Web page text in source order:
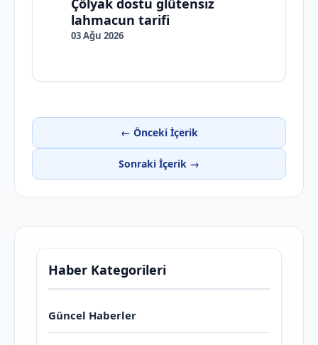
lahmacun tarifi
03 Ağu 2026
← Önceki İçerik
Sonraki İçerik →
Haber Kategorileri
Güncel Haberler